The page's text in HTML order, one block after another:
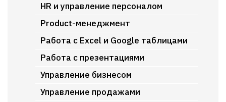
HR и управление персоналом
Product-менеджмент
Работа с Excel и Google таблицами
Работа с презентациями
Управление бизнесом
Управление продажами